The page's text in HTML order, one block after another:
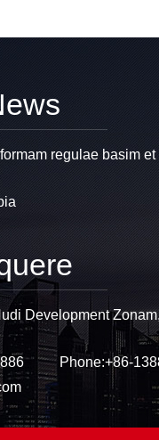
regulae basim
Development
Phone:+86-